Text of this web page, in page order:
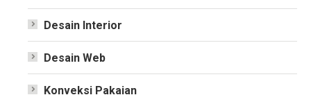
Desain Interior
Desain Web
Konveksi Pakaian